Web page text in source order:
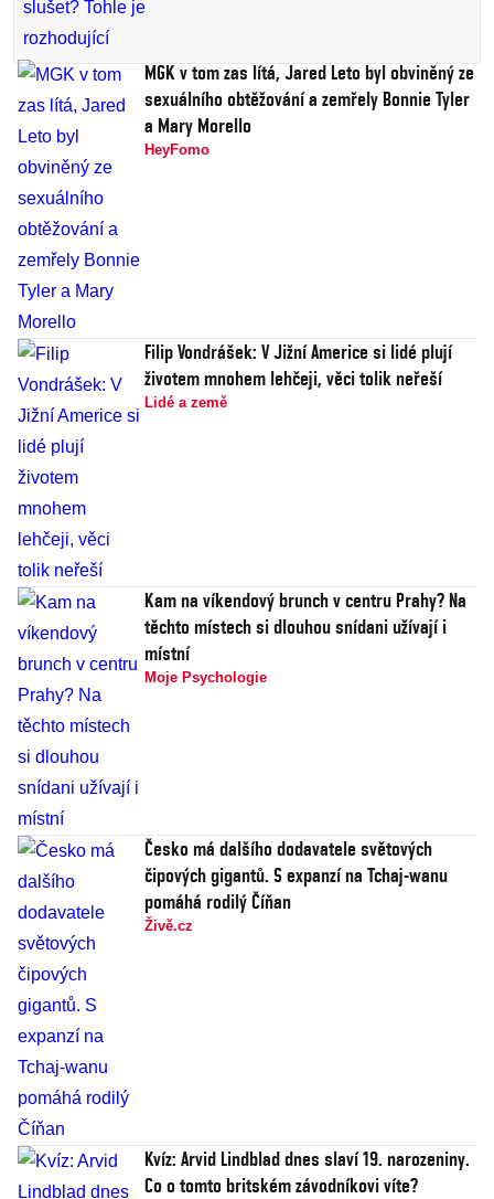
MGK v tom zas lítá, Jared Leto byl obviněný ze
sexuálního obtěžování a zemřely Bonnie Tyler
a Mary Morello
HeyFomo
Filip Vondrášek: V Jižní Americe si lidé plují
životem mnohem lehčeji, věci tolik neřeší
Lidé a země
Kam na víkendový brunch v centru Prahy? Na
těchto místech si dlouhou snídani užívají i
místní
Moje Psychologie
Česko má dalšího dodavatele světových
čipových gigantů. S expanzí na Tchaj-wanu
pomáhá rodilý Číňan
Živě.cz
Kvíz: Arvid Lindblad dnes slaví 19. narozeniny.
Co o tomto britském závodníkovi víte?